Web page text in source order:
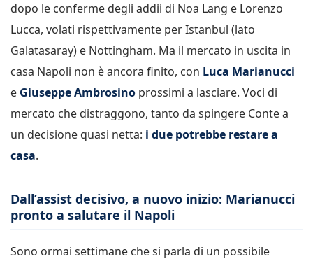
dopo le conferme degli addii di Noa Lang e Lorenzo
Lucca, volati rispettivamente per Istanbul (lato
Galatasaray) e Nottingham. Ma il mercato in uscita in
casa Napoli non è ancora finito, con Luca Marianucci
e Giuseppe Ambrosino prossimi a lasciare. Voci di
mercato che distraggono, tanto da spingere Conte a
un decisione quasi netta: i due potrebbe restare a
casa.
Dall’assist decisivo, a nuovo inizio: Marianucci
pronto a salutare il Napoli
Sono ormai settimane che si parla di un possibile